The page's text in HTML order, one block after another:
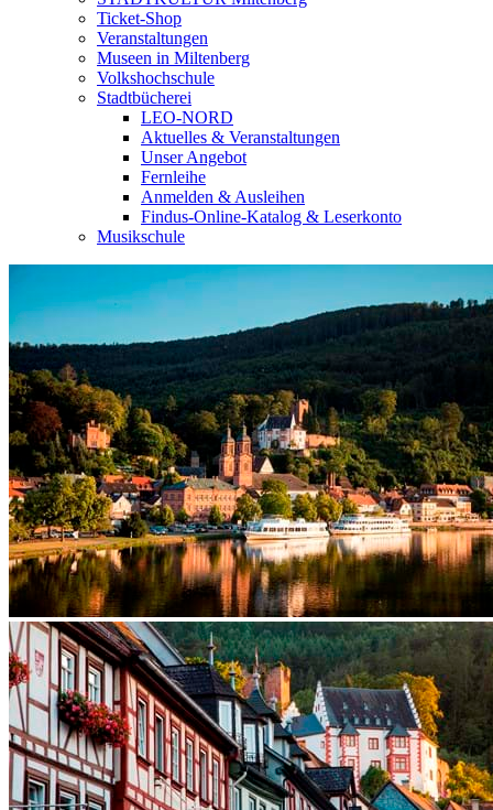
Ticket-Shop
Veranstaltungen
Museen in Miltenberg
Volkshochschule
Stadtbücherei
LEO-NORD
Aktuelles & Veranstaltungen
Unser Angebot
Fernleihe
Anmelden & Ausleihen
Findus-Online-Katalog & Leserkonto
Musikschule